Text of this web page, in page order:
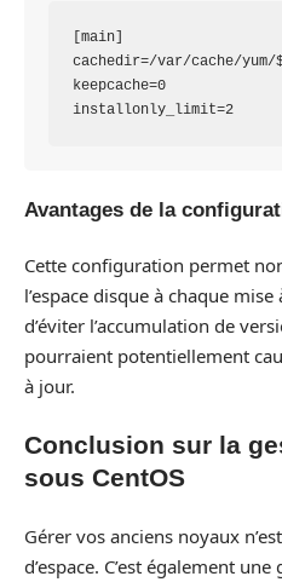
[main]
cachedir=/var/cache/yum/
keepcache=0
Avantages de la
Cette configuration permet
l’espace disque à chaque
d’éviter l’accumulation de
pourraient potentiellement
à jour.
Conclusion sur la
sous CentOS
Gérer vos anciens noyaux
d’espace. C’est également